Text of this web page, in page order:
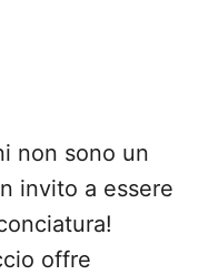
non sono un
invito a essere
offre